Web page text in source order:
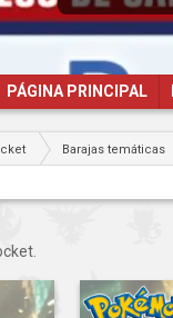
PÁGINA PRINCIPAL
Barajas temáticas